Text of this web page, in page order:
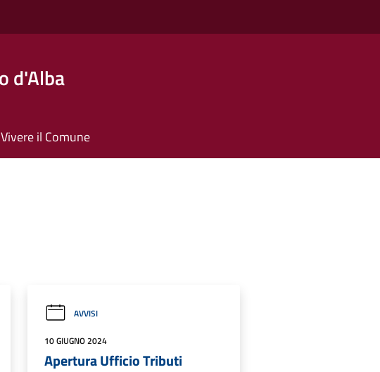
d'Alba
Vivere il Comune
AVVISI
10 GIUGNO 2024
Apertura Ufficio Tributi